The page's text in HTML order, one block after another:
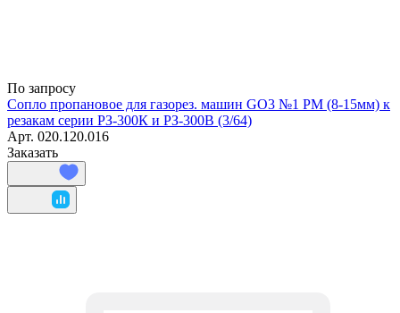
По запросу
Сопло пропановое для газорез. машин GO3 №1 РМ (8-15мм) к
резакам серии РЗ-300К и РЗ-300В (3/64)
Арт. 020.120.016
Заказать